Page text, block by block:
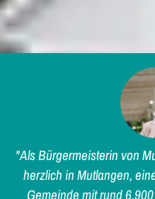
"Als Bürgermeisterin von
herzlich in Mutlangen,
Gemeinde mit rund